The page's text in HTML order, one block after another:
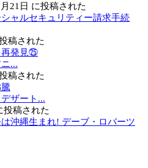
21日 に投稿された
ャルセキュリティー請求手続
稿された
発見㉕
...
稿された
ザート...
投稿された
沖縄生まれ! デーブ・ロバーツ